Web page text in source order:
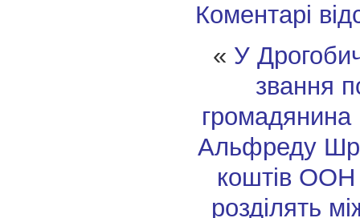
Коментарі
« У
звання
громадянина
Альфреду
коштів ООН
розділять